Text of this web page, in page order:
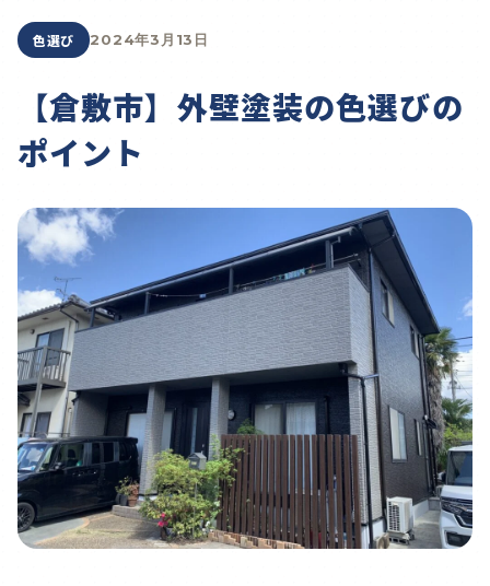
色選び 2024年3月13日
【倉敷市】外壁塗装の色選びの
ポイント